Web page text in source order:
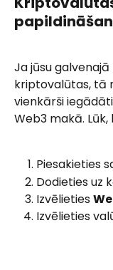
Ja jūsu
kriptovalūtas, tā
vienkārši
Web3 makā.
Piesakieties
Dodieties uz
Izvēlieties
Izvēlieties